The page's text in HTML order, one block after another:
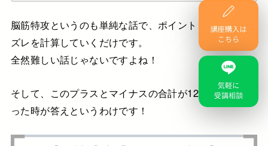
脳筋特攻というのも単純な話で、ポイントごとに時計の
ズレを計算していくだけです。
全然難しい話じゃないですよね！
そして、このプラスとマイナスの合計が12時間分にな
った時が答えというわけです！